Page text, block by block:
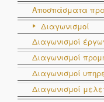
Αποσπάσματα
Διαγωνισμοί
Διαγωνισμοί
Διαγωνισμοί
Διαγωνισμοί
Διαγωνισμοί